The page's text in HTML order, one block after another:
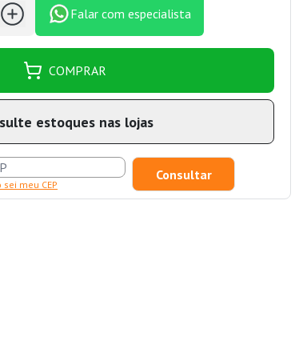
Falar com especialista
COMPRAR
estoques nas lojas
sei meu CEP